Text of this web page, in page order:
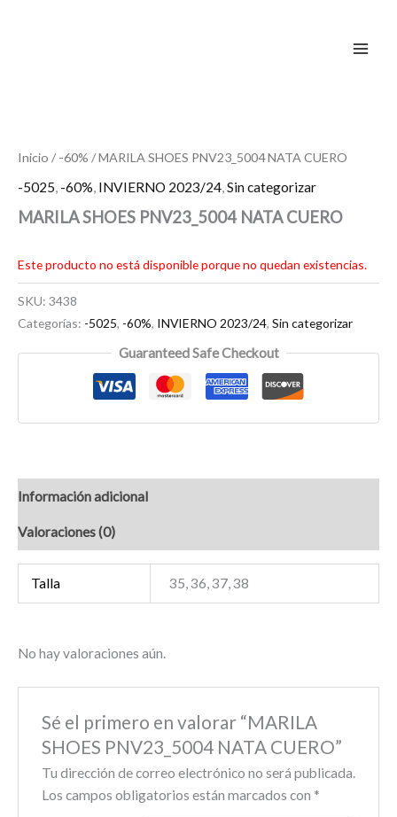
Inicio /-60% / MARILA SHOES PNV23_5004 NATA CUERO
-5025, -60%, INVIERNO 2023/24,Sin categorizar
MARILA SHOES PNV23_5004 NATA CUERO
Este producto no está disponible porque no quedan existencias.
SKU: 3438
Categorías: -5025, -60%, INVIERNO 2023/24, Sin categorizar
Guaranteed Safe Checkout
Información adicional
Valoraciones (0)
Talla 35, 36, 37, 38
No hay valoraciones aún.
Sé el primero en valorar “MARILA
SHOES PNV23_5004 NATA CUERO”
Tu dirección de correo electrónico no será publicada.
Los campos obligatorios están marcados con *